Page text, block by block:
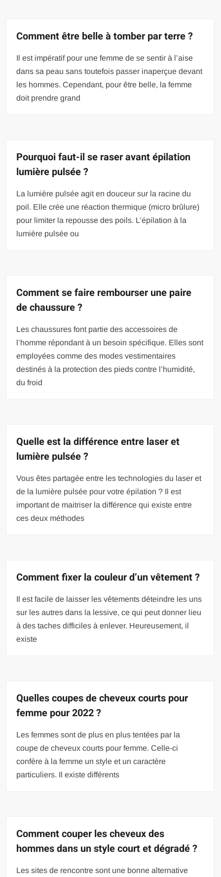
Comment être belle à tomber par terre ?
Il est impératif pour une femme de se sentir à l’aise
dans sa peau sans toutefois passer inaperçue devant
les hommes. Cependant, pour être belle, la femme
doit prendre grand
Pourquoi faut-il se raser avant épilation
lumière pulsée ?
La lumière pulsée agit en douceur sur la racine du
poil. Elle crée une réaction thermique (micro brûlure)
pour limiter la repousse des poils. L’épilation à la
lumière pulsée ou
Comment se faire rembourser une paire
de chaussure ?
Les chaussures font partie des accessoires de
l’homme répondant à un besoin spécifique. Elles sont
employées comme des modes vestimentaires
destinés à la protection des pieds contre l’humidité,
du froid
Quelle est la différence entre laser et
lumière pulsée ?
Vous êtes partagée entre les technologies du laser et
de la lumière pulsée pour votre épilation ? Il est
important de maitriser la différence qui existe entre
ces deux méthodes
Comment fixer la couleur d’un vêtement ?
Il est facile de laisser les vêtements déteindre les uns
sur les autres dans la lessive, ce qui peut donner lieu
à des taches difficiles à enlever. Heureusement, il
existe
Quelles coupes de cheveux courts pour
femme pour 2022 ?
Les femmes sont de plus en plus tentées par la
coupe de cheveux courts pour femme. Celle-ci
confère à la femme un style et un caractère
particuliers. Il existe différents
Comment couper les cheveux des
hommes dans un style court et dégradé ?
Les sites de rencontre sont une bonne alternative